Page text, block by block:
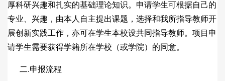
厚科研兴趣和扎实的基础理论知识。申请学生可根据自己的
专业、兴趣，由本人自主提出课题，选择和我所指导教师开
展创新实践工作，亦可在学生本校设共同指导教师。项目申
请学生需要获得学籍所在学校（或学院）的同意。
二.申报流程